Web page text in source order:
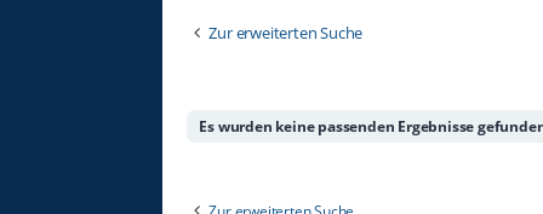
Zur erweiterten Suche
Es wurden keine passenden Ergebnisse